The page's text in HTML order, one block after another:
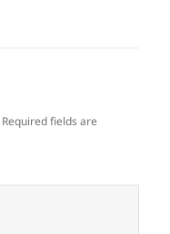
Required fields are